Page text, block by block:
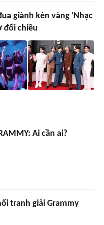
giành kèn vàng 'Nhạc
đổi chiều
Ai cần ai?
tranh giải Grammy